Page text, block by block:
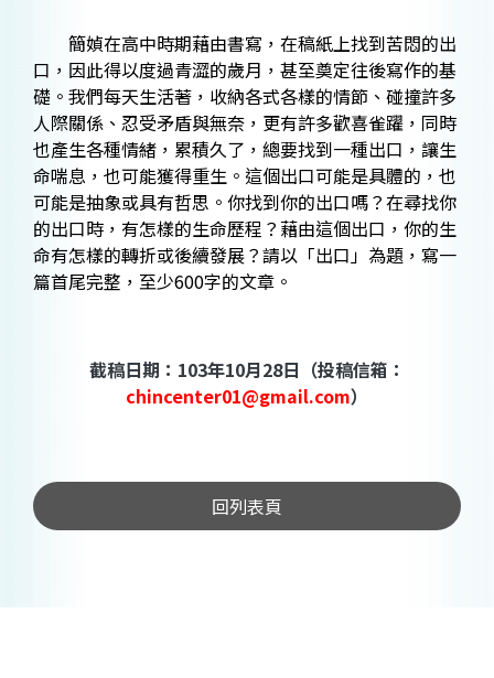
簡媜在高中時期藉由書寫，在稿紙上找到苦悶的出
口，因此得以度過青澀的歲月，甚至奠定往後寫作的基
礎。我們每天生活著，收納各式各樣的情節、碰撞許多
人際關係、忍受矛盾與無奈，更有許多歡喜雀躍，同時
也產生各種情緒，累積久了，總要找到一種出口，讓生
命喘息，也可能獲得重生。這個出口可能是具體的，也
可能是抽象或具有哲思。你找到你的出口嗎？在尋找你
的出口時，有怎樣的生命歷程？藉由這個出口，你的生
命有怎樣的轉折或後續發展？請以「出口」為題，寫一
篇首尾完整，至少600字的文章。
截稿日期：103年10月28日（投稿信箱：
chincenter01@gmail.com）
回列表頁